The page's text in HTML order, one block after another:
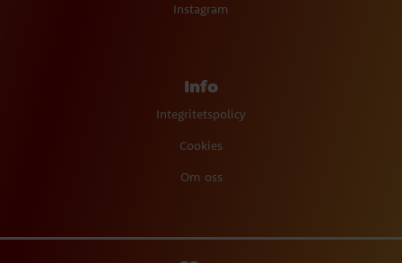
Instagram
Info
Integritetspolicy
Cookies
Om oss